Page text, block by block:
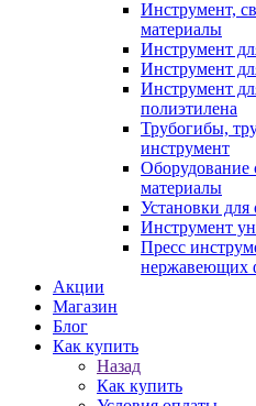
Инструмент,
материалы
Инструмент
Инструмент
Инструмент
полиэтилена
Трубогибы,
инструмент
Оборудование
материалы
Установки для
Инструмент
Пресс
нержавеющих
Акции
Магазин
Блог
Как купить
Назад
Как купить